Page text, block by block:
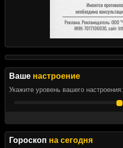
Ваше настроение
Укажите уровень вашего настроения:
Гороскоп на сегодня